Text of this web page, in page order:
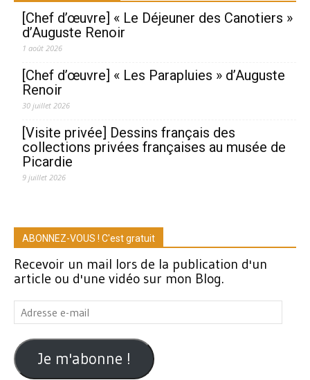
[Chef d’œuvre] « Le Déjeuner des Canotiers »
d’Auguste Renoir
1 août 2026
[Chef d’œuvre] « Les Parapluies » d’Auguste
Renoir
30 juillet 2026
[Visite privée] Dessins français des
collections privées françaises au musée de
Picardie
9 juillet 2026
ABONNEZ-VOUS ! C'est gratuit
Recevoir un mail lors de la publication d'un
article ou d'une vidéo sur mon Blog.
Adresse
e-
mail
Je m'abonne !